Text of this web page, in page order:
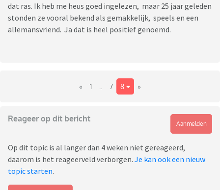
dat ras. Ik heb me heus goed ingelezen, maar 25 jaar geleden
stonden ze vooral bekend als gemakkelijk, speels en een
allemansvriend. Ja dat is heel positief genoemd.
« 1 7 8 »
Reageer op dit bericht
Aanmelden
Op dit topic is al langer dan 4 weken niet gereageerd,
daarom is het reageerveld verborgen. Je kan ook een nieuw
topic starten.